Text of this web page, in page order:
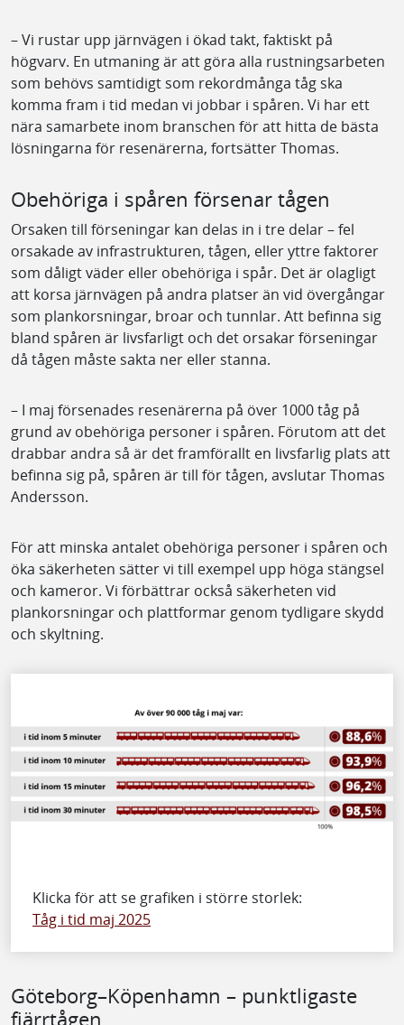
– Vi rustar upp järnvägen i ökad takt, faktiskt på
högvarv. En utmaning är att göra alla rustningsarbeten
som behövs samtidigt som rekordmånga tåg ska
komma fram i tid medan vi jobbar i spåren. Vi har ett
nära samarbete inom branschen för att hitta de bästa
lösningarna för resenärerna, fortsätter Thomas.
Obehöriga i spåren försenar tågen
Orsaken till förseningar kan delas in i tre delar – fel
orsakade av infrastrukturen, tågen, eller yttre faktorer
som dåligt väder eller obehöriga i spår. Det är olagligt
att korsa järnvägen på andra platser än vid övergångar
som plankorsningar, broar och tunnlar. Att befinna sig
bland spåren är livsfarligt och det orsakar förseningar
då tågen måste sakta ner eller stanna.
– I maj försenades resenärerna på över 1000 tåg på
grund av obehöriga personer i spåren. Förutom att det
drabbar andra så är det framförallt en livsfarlig plats att
befinna sig på, spåren är till för tågen, avslutar Thomas
Andersson.
För att minska antalet obehöriga personer i spåren och
öka säkerheten sätter vi till exempel upp höga stängsel
och kameror. Vi förbättrar också säkerheten vid
plankorsningar och plattformar genom tydligare skydd
och skyltning.
Klicka för att se grafiken i större storlek:
Tåg i tid maj 2025
Göteborg–Köpenhamn – punktligaste
fjärrtågen